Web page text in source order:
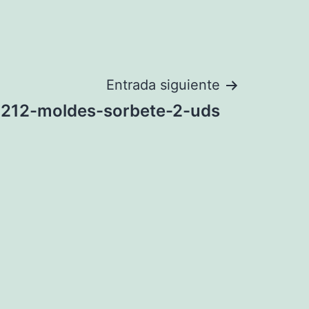
Entrada siguiente
moldes-sorbete-2-uds